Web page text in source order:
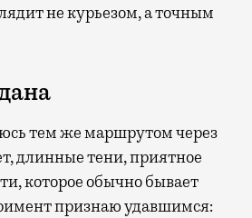
не курьезом, а точным
тем же маршрутом через
длинные тени, приятное
которое обычно бывает
признаю удавшимся: